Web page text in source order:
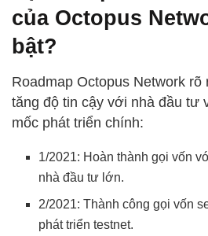
của Octopus
bật?
Roadmap Octopus Network rõ
tăng độ tin cậy với nhà đầu tư
mốc phát triển chính:
1/2021: Hoàn thành gọi vốn
nhà đầu tư lớn.
2/2021: Thành công gọi vốn
phát triển testnet.